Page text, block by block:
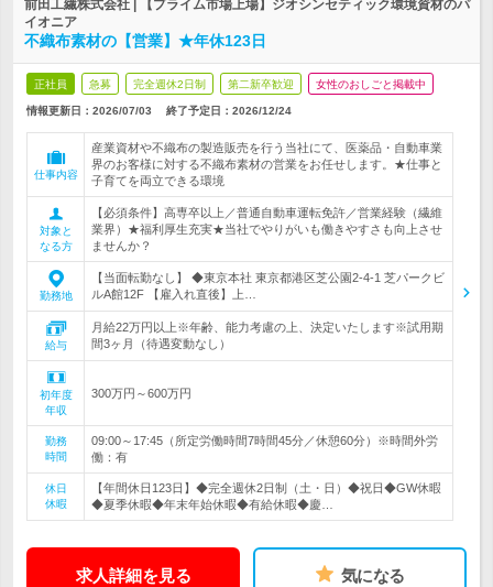
前田工繊株式会社 | 【プライム市場上場】ジオシンセティック環境資材のパ
イオニア
不織布素材の【営業】★年休123日
正社員 急募 完全週休2日制 第二新卒歓迎 女性のおしごと掲載中
情報更新日：2026/07/03 終了予定日： 2026/12/24
仕事内容
産業資材や不織布の製造販売を行う当社にて、医薬品・自動車業
界のお客様に対する不織布素材の営業をお任せします。★仕事と
子育てを両立できる環境
対象と
なる方
【必須条件】高専卒以上／普通自動車運転免許／営業経験（繊維
業界）★福利厚生充実★当社でやりがいも働きやすさも向上させ
ませんか？
勤務地
【当面転勤なし】 ◆東京本社 東京都港区芝公園2-4-1 芝パークビ
ルA館12F 【雇入れ直後】上…
給与
月給22万円以上※年齢、能力考慮の上、決定いたします※試用期
間3ヶ月（待遇変動なし）
初年度
年収
300万円～600万円
勤務
時間
09:00～17:45（所定労働時間7時間45分／休憩60分）※時間外労
働：有
休日
休暇
【年間休日123日】◆完全週休2日制（土・日）◆祝日◆GW休暇
◆夏季休暇◆年末年始休暇◆有給休暇◆慶…
求人詳細を見る 気になる